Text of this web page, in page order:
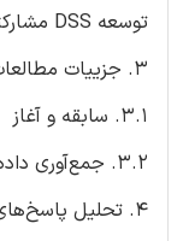
توسعه‌ DSS مشارکتی
3. جزییات مطالعات موردی
3.1. سابقه و آغاز
3.2. جمع‌آوری داده‌ها
4. تحلیل پاسخ‌های مصاحبه‌ها